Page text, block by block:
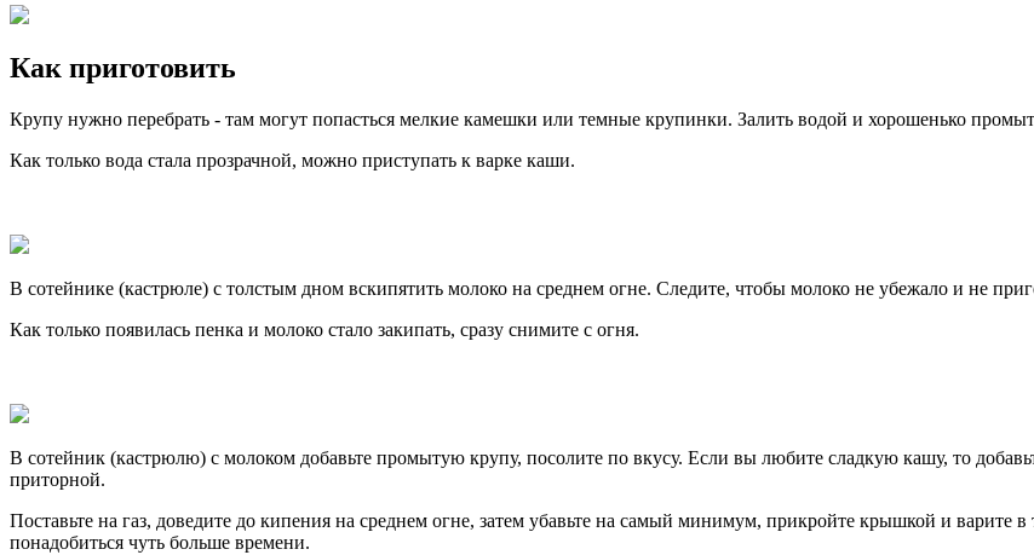
Как приготовить
Крупу нужно перебрать - там могут попасться мелкие камешки или темные крупинки. Залить водой и хорошенько
Как только вода стала прозрачной, можно приступать к варке каши.
В сотейнике (кастрюле) с толстым дном вскипятить молоко на среднем огне. Следите, чтобы молоко не убежало и не
Как только появилась пенка и молоко стало закипать, сразу снимите с огня.
В сотейник (кастрюлю) с молоком добавьте промытую крупу, посолите по вкусу. Если вы любите сладкую кашу, то
приторной.
Поставьте на газ, доведите до кипения на среднем огне, затем убавьте на самый минимум, прикройте крышкой и варите
понадобиться чуть больше времени.